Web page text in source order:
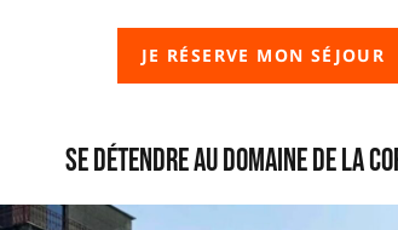
JE RÉSERVE MON SÉJOUR
Se détendre au Domaine de la